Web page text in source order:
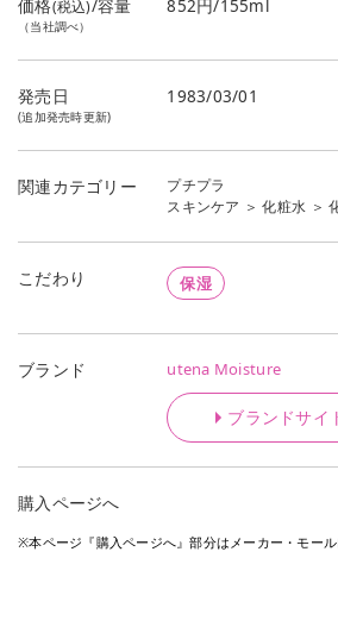
価格(税込)/容量
（当社調べ）
852円/155ml
発売日
(追加発売時更新)
1983/03/01
関連カテゴリー
プチプラ
スキンケア ＞化粧水 ＞
こだわり 保湿
ブランド utena Moisture
ブランドサイ
購入ページへ
※本ページ『購入ページへ』部分はメーカー・モール